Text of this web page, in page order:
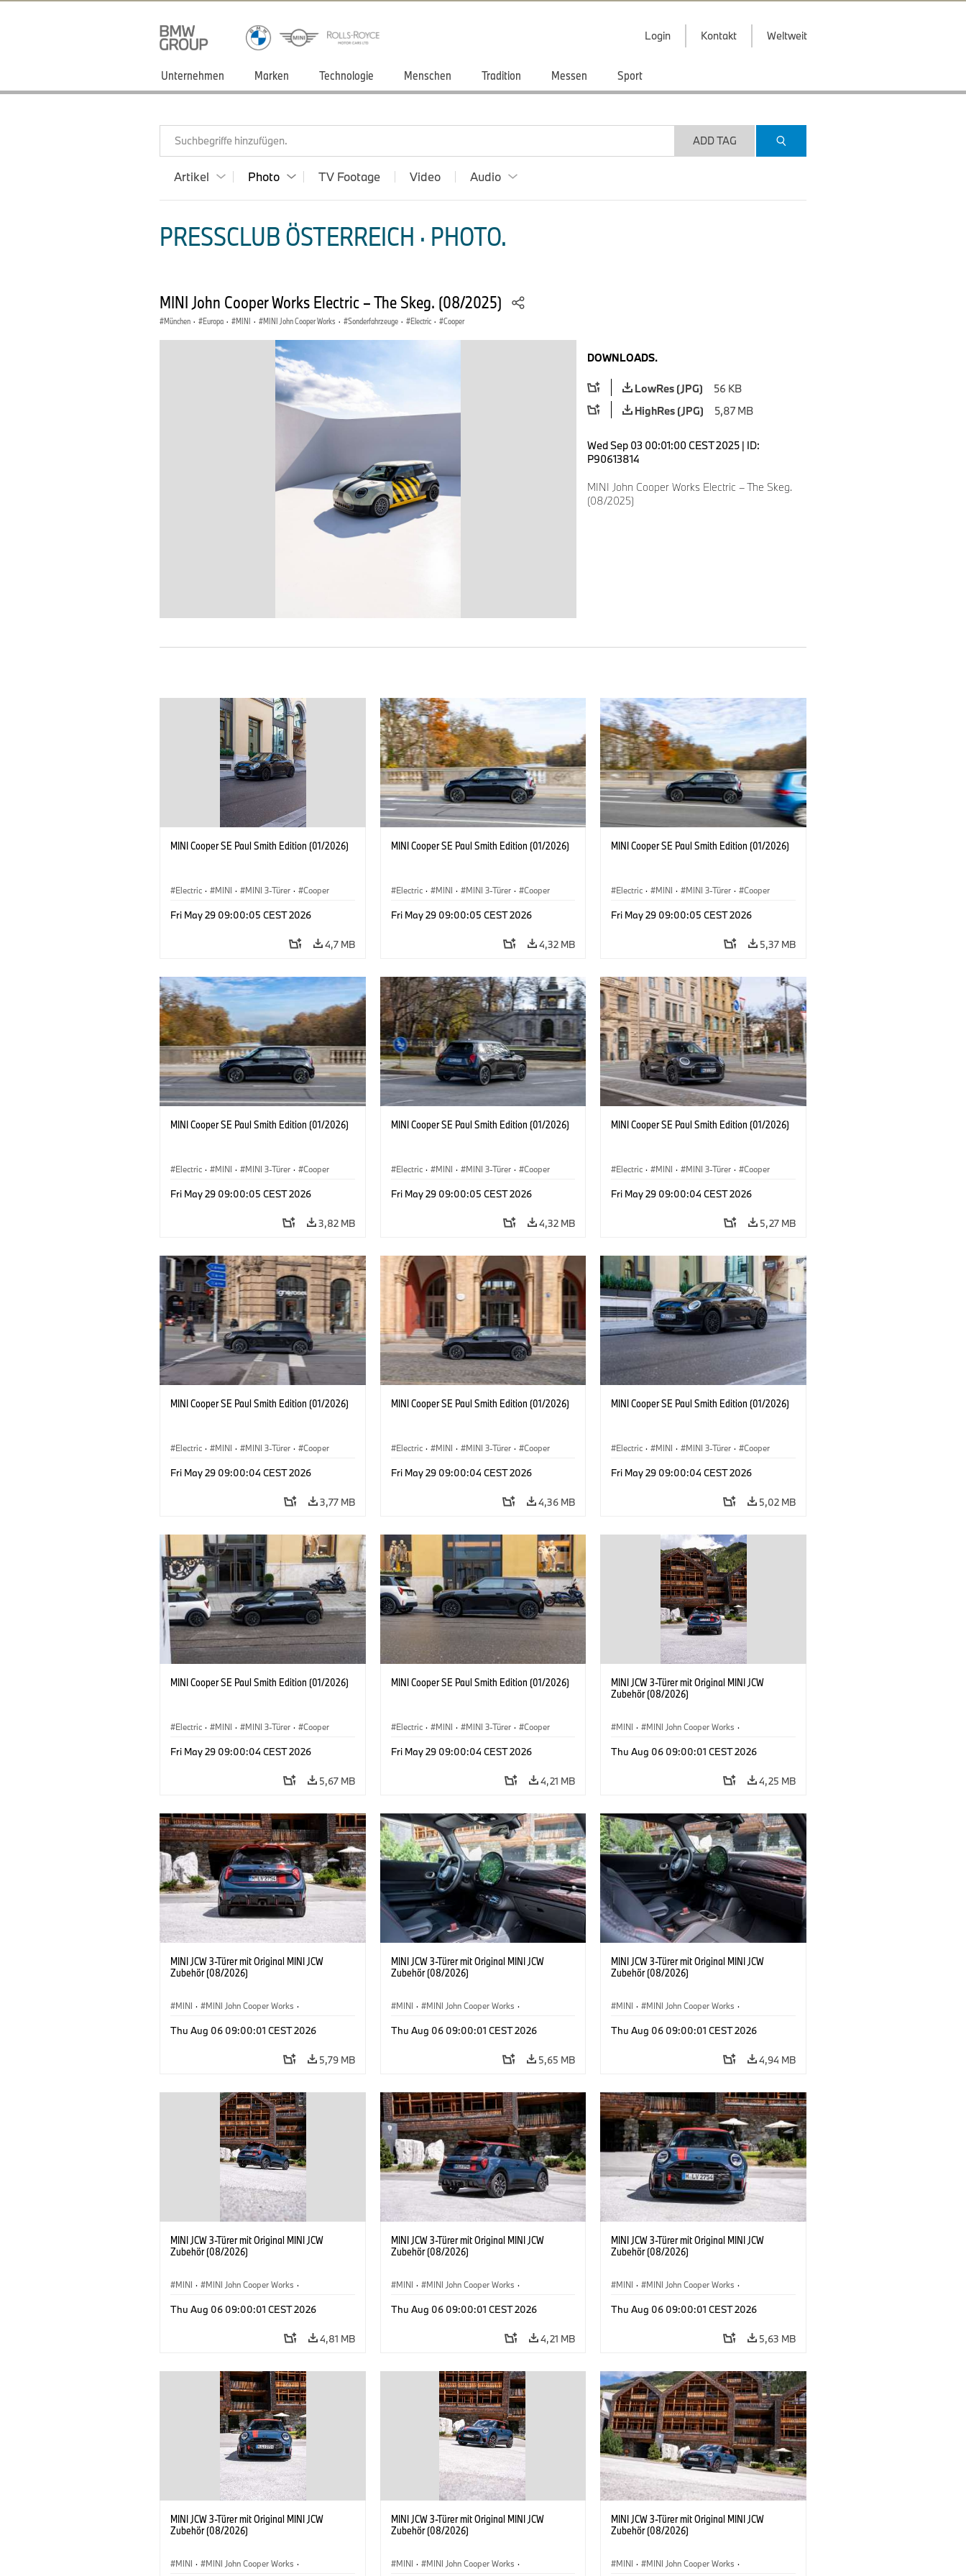
Login Kontakt Weltweit
Unternehmen Marken Technologie Menschen Tradition Messen Sport
Suchbegriffe hinzufügen. ADD TAG
Artikel Photo TV Footage Video Audio
PRESSCLUB ÖSTERREICH · PHOTO.
MINI John Cooper Works Electric – The Skeg. (08/2025)
München · Europa · MINI · MINI John Cooper Works · Sonderfahrzeuge · Electric · Cooper
DOWNLOADS.
LowRes (JPG)
56 KB
HighRes (JPG)
5,87 MB
Wed Sep 03 00:01:00 CEST 2025 | ID:
P90613814
MINI John Cooper Works Electric – The Skeg.
(08/2025)
MINI Cooper SE Paul Smith Edition (01/2026)
Electric · MINI · MINI 3-Türer · Cooper
Fri May 29 09:00:05 CEST 2026
4,7 MB
MINI Cooper SE Paul Smith Edition (01/2026)
Electric · MINI · MINI 3-Türer · Cooper
Fri May 29 09:00:05 CEST 2026
4,32 MB
MINI Cooper SE Paul Smith Edition (01/2026)
Electric · MINI · MINI 3-Türer · Cooper
Fri May 29 09:00:05 CEST 2026
5,37 MB
MINI Cooper SE Paul Smith Edition (01/2026)
Electric · MINI · MINI 3-Türer · Cooper
Fri May 29 09:00:05 CEST 2026
3,82 MB
MINI Cooper SE Paul Smith Edition (01/2026)
Electric · MINI · MINI 3-Türer · Cooper
Fri May 29 09:00:05 CEST 2026
4,32 MB
MINI Cooper SE Paul Smith Edition (01/2026)
Electric · MINI · MINI 3-Türer · Cooper
Fri May 29 09:00:04 CEST 2026
5,27 MB
MINI Cooper SE Paul Smith Edition (01/2026)
Electric · MINI · MINI 3-Türer · Cooper
Fri May 29 09:00:04 CEST 2026
3,77 MB
MINI Cooper SE Paul Smith Edition (01/2026)
Electric · MINI · MINI 3-Türer · Cooper
Fri May 29 09:00:04 CEST 2026
4,36 MB
MINI Cooper SE Paul Smith Edition (01/2026)
Electric · MINI · MINI 3-Türer · Cooper
Fri May 29 09:00:04 CEST 2026
5,02 MB
MINI Cooper SE Paul Smith Edition (01/2026)
Electric · MINI · MINI 3-Türer · Cooper
Fri May 29 09:00:04 CEST 2026
5,67 MB
MINI Cooper SE Paul Smith Edition (01/2026)
Electric · MINI · MINI 3-Türer · Cooper
Fri May 29 09:00:04 CEST 2026
4,21 MB
MINI JCW 3-Türer mit Original MINI JCW
Zubehör (08/2026)
MINI · MINI John Cooper Works ·
Sonderausstattungen, Zubehör
Thu Aug 06 09:00:01 CEST 2026
4,25 MB
MINI JCW 3-Türer mit Original MINI JCW
Zubehör (08/2026)
MINI · MINI John Cooper Works ·
Sonderausstattungen, Zubehör
Thu Aug 06 09:00:01 CEST 2026
5,79 MB
MINI JCW 3-Türer mit Original MINI JCW
Zubehör (08/2026)
MINI · MINI John Cooper Works ·
Sonderausstattungen, Zubehör
Thu Aug 06 09:00:01 CEST 2026
5,65 MB
MINI JCW 3-Türer mit Original MINI JCW
Zubehör (08/2026)
MINI · MINI John Cooper Works ·
Sonderausstattungen, Zubehör
Thu Aug 06 09:00:01 CEST 2026
4,94 MB
MINI JCW 3-Türer mit Original MINI JCW
Zubehör (08/2026)
MINI · MINI John Cooper Works ·
Sonderausstattungen, Zubehör
Thu Aug 06 09:00:01 CEST 2026
4,81 MB
MINI JCW 3-Türer mit Original MINI JCW
Zubehör (08/2026)
MINI · MINI John Cooper Works ·
Sonderausstattungen, Zubehör
Thu Aug 06 09:00:01 CEST 2026
4,21 MB
MINI JCW 3-Türer mit Original MINI JCW
Zubehör (08/2026)
MINI · MINI John Cooper Works ·
Sonderausstattungen, Zubehör
Thu Aug 06 09:00:01 CEST 2026
5,63 MB
MINI JCW 3-Türer mit Original MINI JCW
Zubehör (08/2026)
MINI · MINI John Cooper Works ·
MINI JCW 3-Türer mit Original MINI JCW
Zubehör (08/2026)
MINI · MINI John Cooper Works ·
MINI JCW 3-Türer mit Original MINI JCW
Zubehör (08/2026)
MINI · MINI John Cooper Works ·